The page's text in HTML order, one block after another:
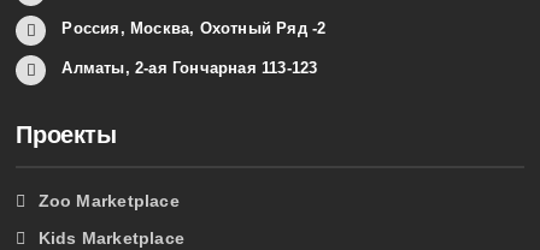
Россия, Москва, Охотный Ряд -2
Алматы, 2-ая Гончарная 113-123
Проекты
Zoo Marketplace
Kids Marketplace